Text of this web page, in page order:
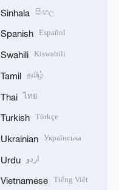
Sinhala සිංහල
Spanish Español
Swahili Kiswahili
Tamil தமிழ்
Thai ไทย
Turkish Türkçe
Ukrainian Українська
Urdu اردو
Vietnamese Tiếng Việt